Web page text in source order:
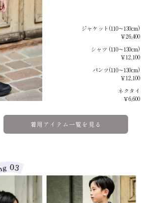
ジャケット(110～130cm)
￥26,400
シャツ (110～130cm)
￥12,100
パンツ(110～130cm)
￥12,100
ネクタイ
￥6,600
着用アイテム一覧を見る